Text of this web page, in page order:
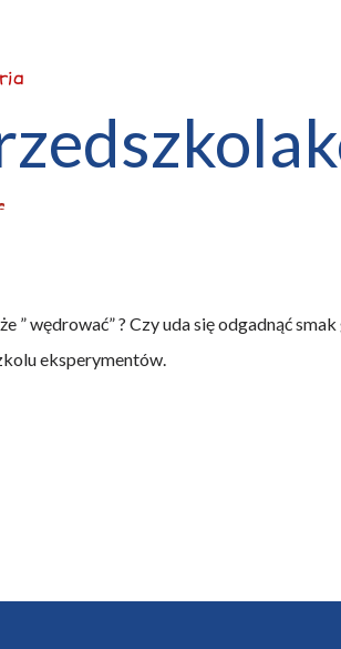
wędrować” ? Czy uda się odgadnąć
eksperymentów.